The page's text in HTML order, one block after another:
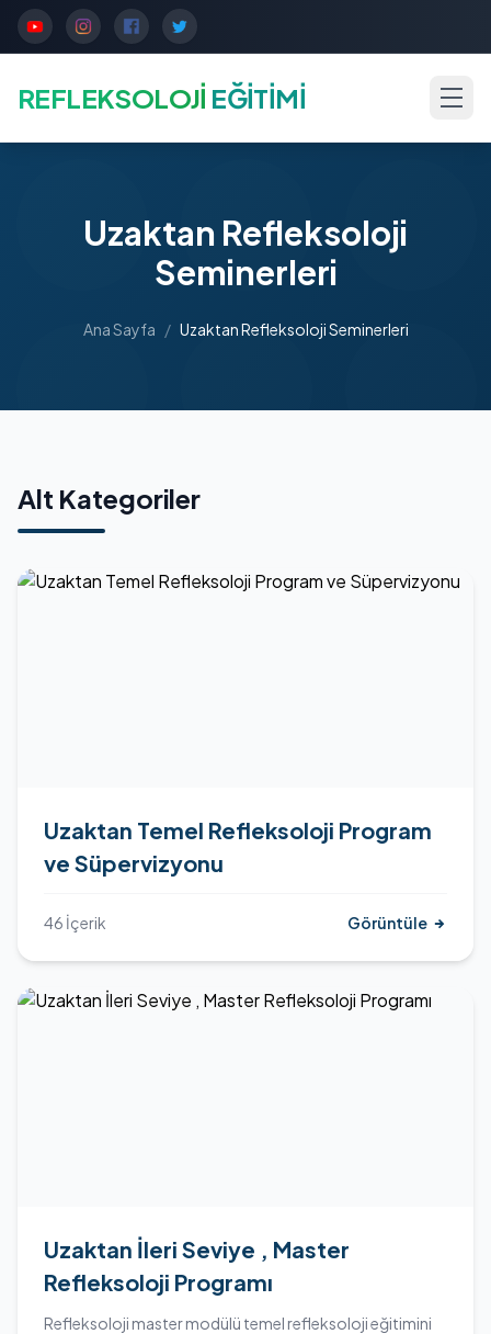
REFLEKSOLOJİ EĞİTİMİ
Uzaktan Refleksoloji
Seminerleri
Ana Sayfa / Uzaktan Refleksoloji Seminerleri
Alt Kategoriler
Uzaktan Temel Refleksoloji Program
ve Süpervizyonu
46 İçerik Görüntüle
Uzaktan İleri Seviye , Master
Refleksoloji Programı
Refleksoloji master modülü temel refleksoloji eğitimini